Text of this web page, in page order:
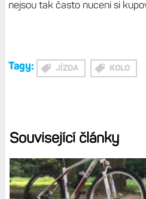
nejsou tak často nuceni si
Tagy: JÍZDA KOLO